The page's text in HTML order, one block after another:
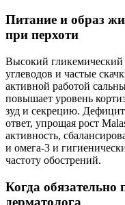
Питание и образ
при перхоти
Высокий
углеводов и частые
активной работой
повышает уровень
зуд и секрецию.
ответ, упрощая рост
активность,
и омега‑3 и
частоту обострений.
Когда обязательно
дерматолога